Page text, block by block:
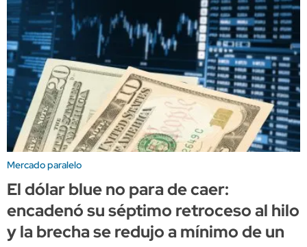
Mercado paralelo
El dólar blue no para de caer:
encadenó su séptimo retroceso al hilo
y la brecha se redujo a mínimo de un